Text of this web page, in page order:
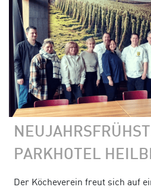
PARKHOTEL
Der Köcheverein freut sich auf